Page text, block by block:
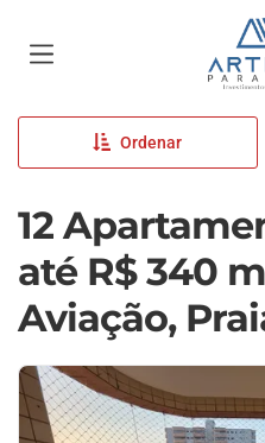
Ordenar
12
até R$ 340
Aviação,